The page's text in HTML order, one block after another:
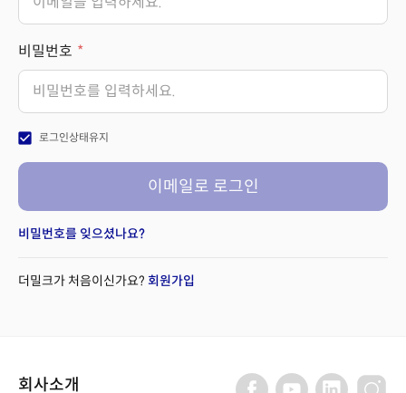
비밀번호
check_box 로그인상태유지
이메일로 로그인
비밀번호를 잊으셨나요?
더밀크가 처음이신가요? 회원가입
회사소개